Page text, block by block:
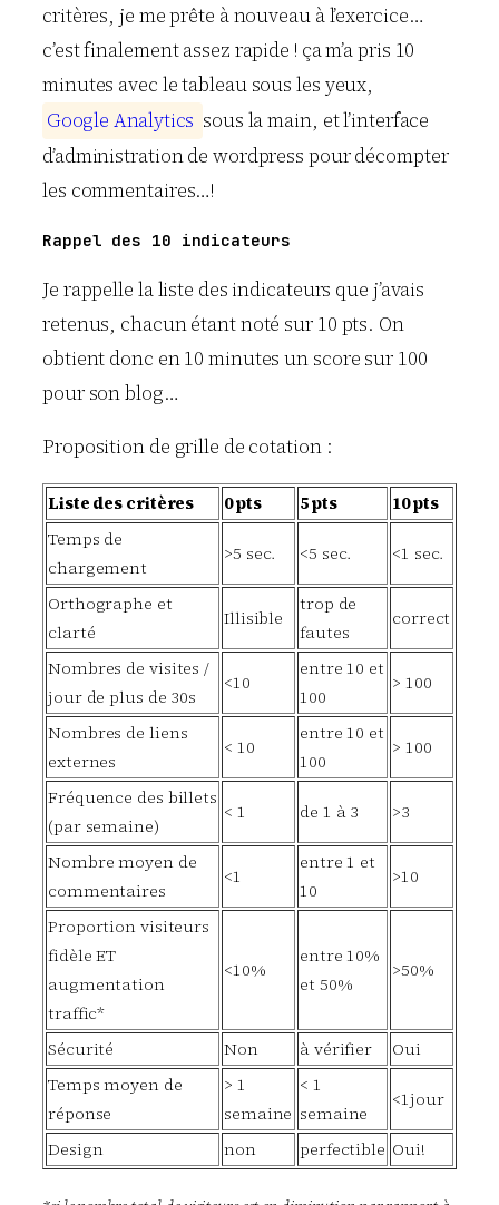
critères, je me prête à nouveau à l’exercice…
c’est finalement assez rapide ! ça m’a pris 10
minutes avec le tableau sous les yeux,
Google Analytics sous la main, et l’interface
d’administration de wordpress pour décompter
les commentaires…!
Rappel des 10 indicateurs
Je rappelle la liste des indicateurs que j’avais
retenus, chacun étant noté sur 10 pts. On
obtient donc en 10 minutes un score sur 100
pour son blog…
Proposition de grille de cotation :
Liste des critères 0 pts 5 pts
10 pts
Temps de
chargement
>5 sec. <5 sec. <1 sec.
Orthographe et
clarté
Illisible
trop de
fautes
correct
Nombres de visites /
jour de plus de 30s
<10
entre 10 et
100
> 100
Nombres de liens
externes
< 10
entre 10 et
100
> 100
Fréquence des billets
(par semaine)
< 1 de 1 à 3 >3
Nombre moyen de
commentaires
<1
entre 1 et
10
>10
Proportion visiteurs
fidèle ET
augmentation
traffic*
<10%
entre 10%
et 50%
>50%
Sécurité Non à vérifier
Oui
Temps moyen de
réponse
> 1
semaine
< 1
semaine
<1jour
Design non perfectible Oui!